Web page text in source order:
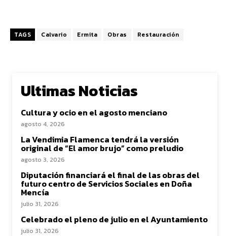
TAGS Calvario Ermita Obras Restauración
Ultimas Noticias
Cultura y ocio en el agosto menciano
agosto 4, 2026
La Vendimia Flamenca tendrá la versión
original de “El amor brujo” como preludio
agosto 3, 2026
Diputación financiará el final de las obras del
futuro centro de Servicios Sociales en Doña
Mencía
julio 31, 2026
Celebrado el pleno de julio en el Ayuntamiento
julio 31, 2026